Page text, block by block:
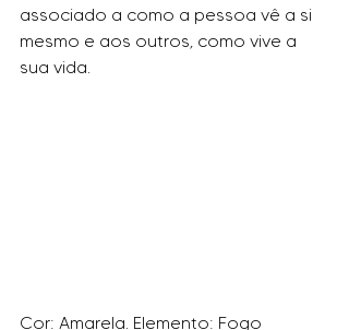
associado a como a pessoa vê a si
mesmo e aos outros, como vive a
sua vida.
Cor: Amarela. Elemento: Fogo